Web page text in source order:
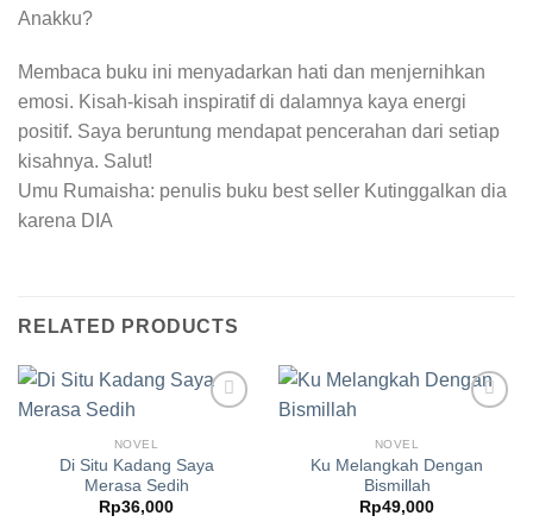
Anakku?
Membaca buku ini menyadarkan hati dan menjernihkan
emosi. Kisah-kisah inspiratif di dalamnya kaya energi
positif. Saya beruntung mendapat pencerahan dari setiap
kisahnya. Salut!
Umu Rumaisha: penulis buku best seller Kutinggalkan dia
karena DIA
RELATED PRODUCTS
NOVEL
Di Situ Kadang Saya
Merasa Sedih
Rp36,000
NOVEL
Ku Melangkah Dengan
Bismillah
Rp49,000